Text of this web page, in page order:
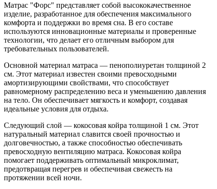
Матрас "Форс" представляет собой высококачественное
изделие, разработанное для обеспечения максимального
комфорта и поддержки во время сна. В его составе
используются инновационные материалы и проверенные
технологии, что делает его отличным выбором для
требовательных пользователей.
Основной материал матраса — пенополиуретан толщиной 2
см. Этот материал известен своими превосходными
амортизирующими свойствами, что способствует
равномерному распределению веса и уменьшению давления
на тело. Он обеспечивает мягкость и комфорт, создавая
идеальные условия для отдыха.
Следующий слой — кокосовая койра толщиной 1 см. Этот
натуральный материал славится своей прочностью и
долговечностью, а также способностью обеспечивать
превосходную вентиляцию матраса. Кокосовая койра
помогает поддерживать оптимальный микроклимат,
предотвращая перегрев и обеспечивая свежесть на
протяжении всей ночи.